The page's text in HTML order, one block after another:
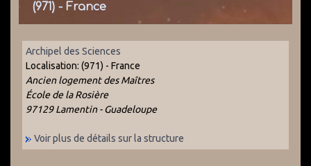
(971) - France
Archipel des Sciences
Localisation: (971) - France
Ancien logement des Maîtres
École de la Rosière
97129 Lamentin - Guadeloupe
Voir plus de détails sur la structure